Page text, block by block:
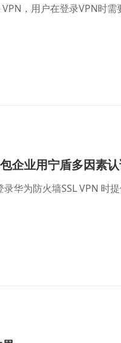
，用户在登录VPN时
企业用宁盾多因素
华为防火墙SSL VPN 时